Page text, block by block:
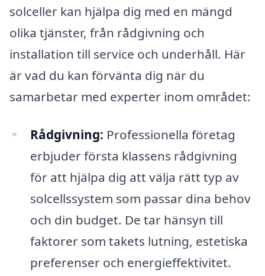
solceller kan hjälpa dig med en mängd
olika tjänster, från rådgivning och
installation till service och underhåll. Här
är vad du kan förvänta dig när du
samarbetar med experter inom området:
Rådgivning: Professionella företag
erbjuder första klassens rådgivning
för att hjälpa dig att välja rätt typ av
solcellssystem som passar dina behov
och din budget. De tar hänsyn till
faktorer som takets lutning, estetiska
preferenser och energieffektivitet.